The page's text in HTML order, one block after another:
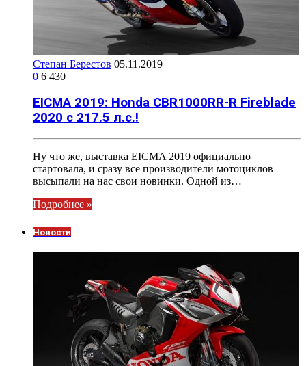
Степан Берестов 05.11.2019
0 6 430
EICMA 2019: Honda CBR1000RR-R Fireblade
2020 c 217.5 л.с.!
Ну что же, выставка EICMA 2019 официально
стартовала, и сразу все производители мотоциклов
высыпали на нас свои новинки. Одной из…
Подробнее »
Новости